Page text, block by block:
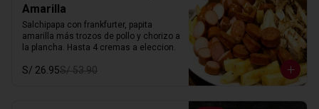
Amarilla
Salchipapa con frankfurter, papita
amarilla más trozos de pollo y chorizo a
la plancha. Hasta 4 cremas a eleccion.
S/ 26.95S/ 53.90